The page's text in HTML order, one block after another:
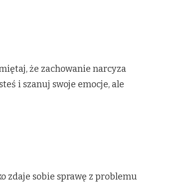
że zachowanie narcyza
i szanuj swoje emocje, ale
zdaje sobie sprawę z problemu